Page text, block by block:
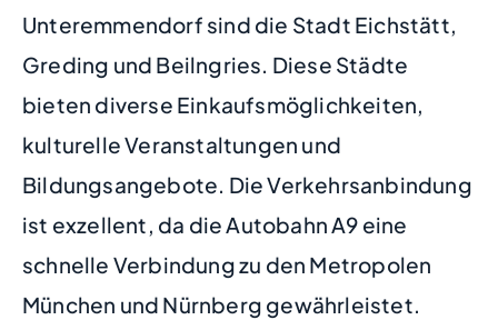
Unteremmendorf sind die Stadt Eichstätt,
Greding und Beilngries. Diese Städte
bieten diverse Einkaufsmöglichkeiten,
kulturelle Veranstaltungen und
Bildungsangebote. Die Verkehrsanbindung
ist exzellent, da die Autobahn A9 eine
schnelle Verbindung zu den Metropolen
München und Nürnberg gewährleistet.